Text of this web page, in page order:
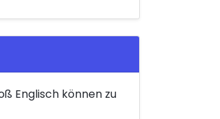
Englisch können zu